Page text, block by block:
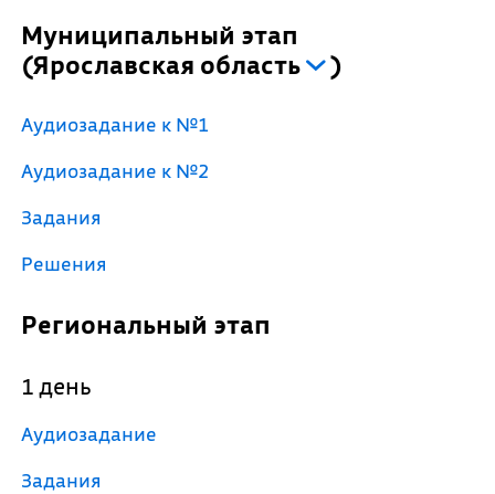
Муниципальный этап
(Ярославская область )
Аудиозадание к №1
Аудиозадание к №2
Задания
Решения
Региональный этап
1 день
Аудиозадание
Задания